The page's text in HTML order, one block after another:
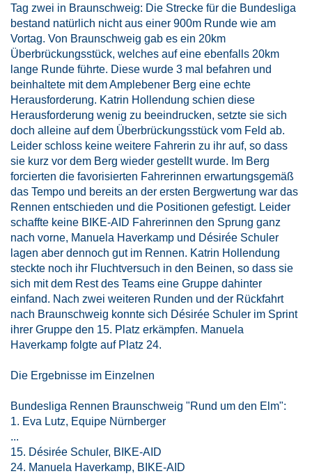
Tag zwei in Braunschweig: Die Strecke für die Bundesliga
bestand natürlich nicht aus einer 900m Runde wie am
Vortag. Von Braunschweig gab es ein 20km
Überbrückungsstück, welches auf eine ebenfalls 20km
lange Runde führte. Diese wurde 3 mal befahren und
beinhaltete mit dem Amplebener Berg eine echte
Herausforderung. Katrin Hollendung schien diese
Herausforderung wenig zu beeindrucken, setzte sie sich
doch alleine auf dem Überbrückungsstück vom Feld ab.
Leider schloss keine weitere Fahrerin zu ihr auf, so dass
sie kurz vor dem Berg wieder gestellt wurde. Im Berg
forcierten die favorisierten Fahrerinnen erwartungsgemäß
das Tempo und bereits an der ersten Bergwertung war das
Rennen entschieden und die Positionen gefestigt. Leider
schaffte keine BIKE-AID Fahrerinnen den Sprung ganz
nach vorne, Manuela Haverkamp und Désirée Schuler
lagen aber dennoch gut im Rennen. Katrin Hollendung
steckte noch ihr Fluchtversuch in den Beinen, so dass sie
sich mit dem Rest des Teams eine Gruppe dahinter
einfand. Nach zwei weiteren Runden und der Rückfahrt
nach Braunschweig konnte sich Désirée Schuler im Sprint
ihrer Gruppe den 15. Platz erkämpfen. Manuela
Haverkamp folgte auf Platz 24.
Die Ergebnisse im Einzelnen
Bundesliga Rennen Braunschweig "Rund um den Elm":
1. Eva Lutz, Equipe Nürnberger
...
15. Désirée Schuler, BIKE-AID
24. Manuela Haverkamp, BIKE-AID